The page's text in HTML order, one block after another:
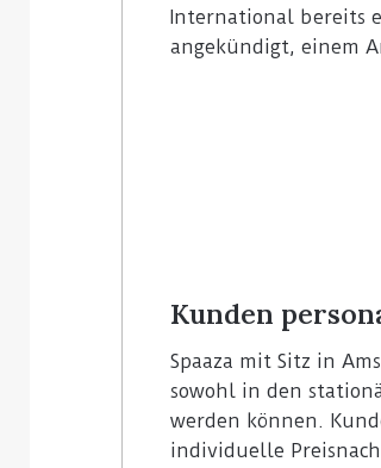
International bereits
angekündigt, einem
Kunden
Spaaza mit Sitz in
sowohl in den
werden können.
individuelle